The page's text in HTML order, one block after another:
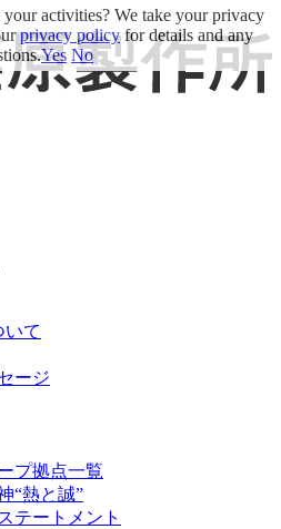
いて
ージ
プ拠点一覧
“熱と誠”
テートメント
activities? We take your privacy
privacy policyfor details and any
Yes No